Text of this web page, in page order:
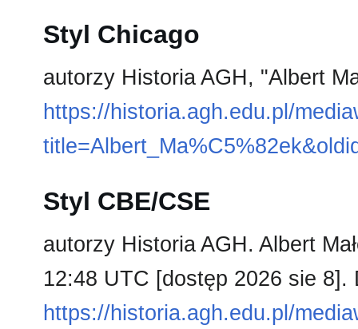
Styl Chicago
autorzy Historia AGH, "Albert
https://historia.agh.edu.pl/
Styl CBE/CSE
autorzy Historia AGH. Albert
12:48 UTC [dostęp 2026 sie
https://historia.agh.edu.pl/